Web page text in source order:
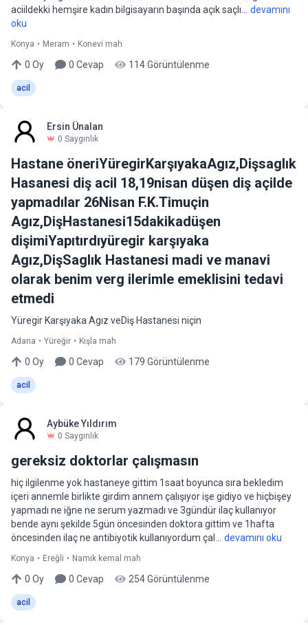
aciildekki hemşire kadın bilgisayarın başında açık saçlı...
devamını
oku
Konya • Meram • Konevi mah
0 Oy 0 Cevap 114Görüntülenme
acil
Ersin Ünalan
0 Saygınlık
Hastane öneriYüregirKarşıyakaAgız,Dişsaglık
Hasanesi diş acil 18,19nisan düşen diş açilde
yapmadılar 26Nisan F.K.Timuçin
Agız,DişHastanesi15dakikadüşen
dişimiYapıtırdıyüregir karşıyaka
Agız,DişSaglık Hastanesi madi ve manavi
olarak benim verg ilerimle emeklisini tedavi
etmedi
Yüregir Karşıyaka Agız veDiş Hastanesi niçin
Adana • Yüreğir • Kışla mah
0 Oy 0 Cevap 179 Görüntülenme
acil
Aybüke Yıldırım
0 Saygınlık
gereksiz doktorlar çalışmasın
hiç ilgilenme yok hastaneye gittim 1saat boyunca sıra bekledim
içeri annemle birlikte girdim annem çalışıyor işe gidiyo ve hiçbişey
yapmadı ne iğne ne serum yazmadı ve 3gündür ilaç kullanıyor
bende aynı şekilde 5gün öncesinden doktora gittim ve 1hafta
öncesinden ilaç ne antibiyotik kullanıyordum çal...
devamını oku
Konya • Ereğli • Namık kemal mah
0 Oy 0 Cevap 254Görüntülenme
acil